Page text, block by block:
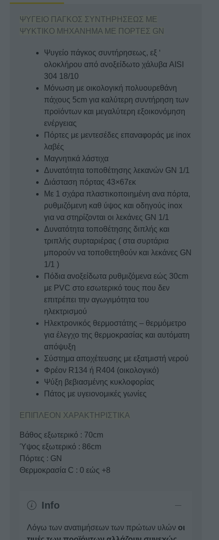
ΜΕ
ΠΟΡΤΕΣ
ΨΥΓΕΙΟ ΠΑΓΚΟΣ ΣΥΝΤΗΡΗΣΕΩΣ ΜΕ
ΨΥΚΤΙΚΟ ΜΗΧΑΝΗΜΑ ΜΕ ΠΟΡΤΕΣ GN
Ψυγείο πάγκος συντήρησεως, εξ ‘
ολοκλήρου από ανοξείδωτο χάλυβα AISI
304 18/10
Μόνωση με οικολογική πολυουρεθάνη
πάχους 5cm για καλύτερη συντήρηση των
προϊόντων και μεγαλύτερη εξοικονόμηση
ενέργειας
Πόρτες με μεντεσέδες επαναφοράς με inox
λαβές
Μαγνητικά λάστιχα
Δυνατότητα τοποθέτησης λεκανών GN 1/1
Διάσταση πόρτας 43×67εκ
Με 1 σχάρα πλαστικοποιημένη ανα πόρτα,
ρυθμιζόμενη καθ ύψος και οδηγούς inox
για να στηρίζονται οι λεκάνες GN 1/1
Δυνατότητα τοποθέτησης διπλής και
τριπλής συρταριέρας ( στα συρτάρια
μπορούν να τοποθετηθούν και λεκάνες GN
1/1 )
Πόδια ανοξείδωτα ρυθμιζόμενα εώς 30cm
με PVC στο εσωτερικό τους που δεν
επιτρέπει την αγωγιμότητα του
ηλεκτρισμού
Ηλεκτρονικός θερμοστάτης – θερμόμετρο
για έλεγχο της θερμοκρασίας και αυτόματη
απόψυξη
Σύστημα αποχέτευσης με εξατμιστή νερού
Φρέον R134 ή R404 (οικολογικό)
Ψύξη βεβιασμένης κυκλοφορίας
Πάτος με υγειονομικές γωνίες
ΕΠΙΠΛΕΟΝ ΧΑΡΑΚΤΗΡΙΣΤΙΚΑ
Βάθος εξωτερικό : 70cm
Ύψος εξωτερικό : 86cm
Πόρτες : GN
Θερμοκρασία C : 0 εώς +8
Info
Λόγω των ανατιμήσεων των πρώτων υλών οι